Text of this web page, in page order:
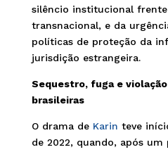
silêncio institucional
transnacional, e da
políticas de proteção da
jurisdição estrangeira.
Sequestro, fuga e
brasileiras
O drama de Karin teve
de 2022, quando, após